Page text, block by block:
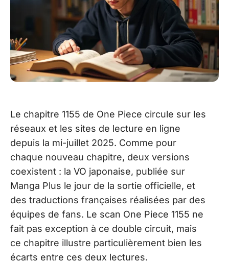
Le chapitre 1155 de One Piece circule sur les
réseaux et les sites de lecture en ligne
depuis la mi-juillet 2025. Comme pour
chaque nouveau chapitre, deux versions
coexistent : la VO japonaise, publiée sur
Manga Plus le jour de la sortie officielle, et
des traductions françaises réalisées par des
équipes de fans. Le scan One Piece 1155 ne
fait pas exception à ce double circuit, mais
ce chapitre illustre particulièrement bien les
écarts entre ces deux lectures.